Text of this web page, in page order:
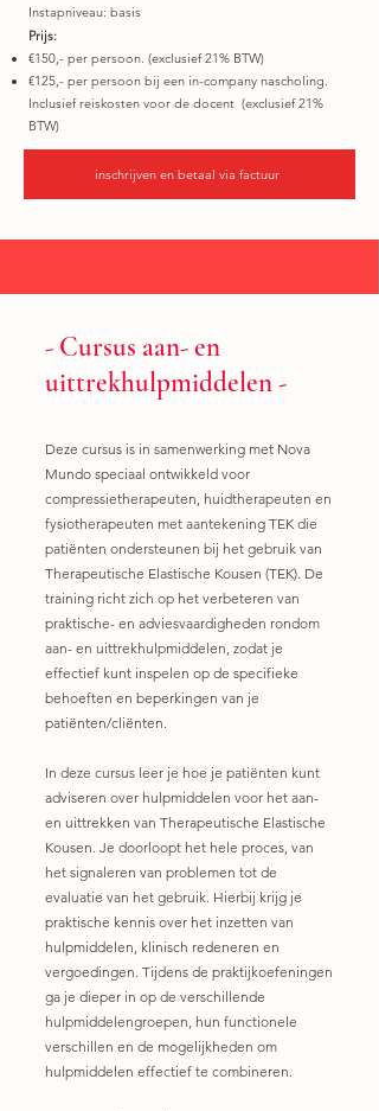
Instapniveau: basis
Prijs:
€150,- per persoon. (exclusief 21% BTW)
€125,- per persoon bij een in-company nascholing.
Inclusief reiskosten voor de docent (exclusief 21%
BTW)
inschrijven en betaal via factuur
- Cursus aan- en
uittrekhulpmiddelen -
Deze cursus is in samenwerking met Nova
Mundo speciaal ontwikkeld voor
compressietherapeuten, huidtherapeuten en
fysiotherapeuten met aantekening TEK die
patiënten ondersteunen bij het gebruik van
Therapeutische Elastische Kousen (TEK). De
training richt zich op het verbeteren van
praktische- en adviesvaardigheden rondom
aan- en uittrekhulpmiddelen, zodat je
effectief kunt inspelen op de specifieke
behoeften en beperkingen van je
patiënten/cliënten.
In deze cursus leer je hoe je patiënten kunt
adviseren over hulpmiddelen voor het aan-
en uittrekken van Therapeutische Elastische
Kousen. Je doorloopt het hele proces, van
het signaleren van problemen tot de
evaluatie van het gebruik. Hierbij krijg je
praktische kennis over het inzetten van
hulpmiddelen, klinisch redeneren en
vergoedingen. Tijdens de praktijkoefeningen
ga je dieper in op de verschillende
hulpmiddelengroepen, hun functionele
verschillen en de mogelijkheden om
hulpmiddelen effectief te combineren.